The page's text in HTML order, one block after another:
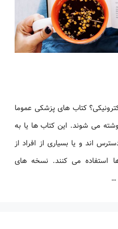
کتاب های پزشکی عموما
می شوند. این کتاب ها یا به
اند و یا بسیاری از افراد از
استفاده می کنند. نسخه های
…